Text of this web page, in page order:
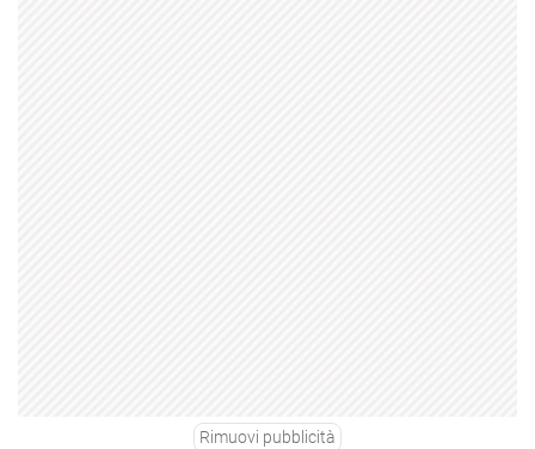
Rimuovi pubblicità